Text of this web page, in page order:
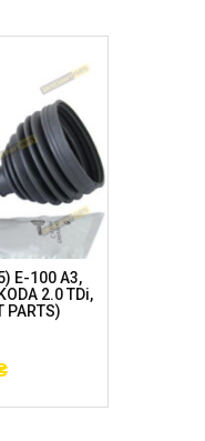
E-100 A3,
2.0 TDi,
PARTS)